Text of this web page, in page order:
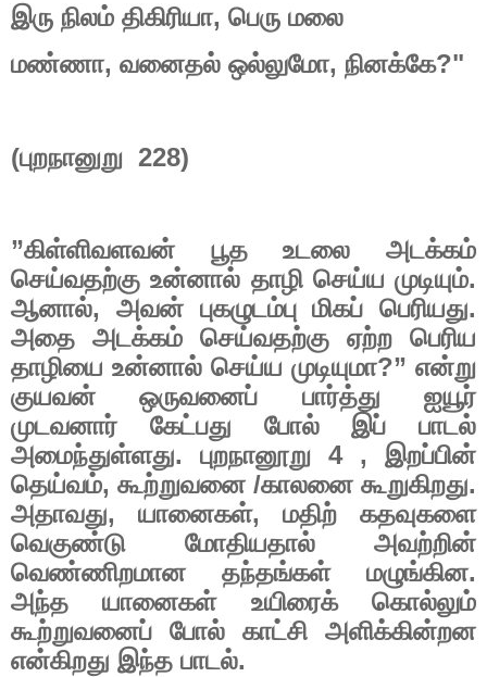
இரு நிலம் திகிரியா, பெரு மலை
மண்ணா, வனைதல் ஒல்லுமோ, நினக்கே?"
(புறநானுறு 228)
”கிள்ளிவளவன் பூத உடலை
அடக்கம்
செய்வதற்கு உன்னால் தாழி செய்ய முடியும்.
ஆனால், அவன் புகழுடம்பு மிகப் பெரியது.
அதை அடக்கம் செய்வதற்கு ஏற்ற பெரிய
தாழியை உன்னால் செய்ய முடியுமா?” என்று
குயவன்
ஒருவனைப் பார்த்து
ஐயூர்
முடவனார்
கேட்பது போல் இப்
பாடல்
அமைந்துள்ளது. புறநானூறு 4 , இறப்பின்
தெய்வம், கூற்றுவனை /காலனை கூறுகிறது.
அதாவது, யானைகள், மதிற்
கதவுகளை
வெகுண்டு
மோதியதால்
அவற்றின்
வெண்ணிறமான
தந்தங்கள் மழுங்கின.
அந்த
யானைகள் உயிரைக்
கொல்லும்
கூற்றுவனைப் போல் காட்சி அளிக்கின்றன
என்கிறது இந்த பாடல்.